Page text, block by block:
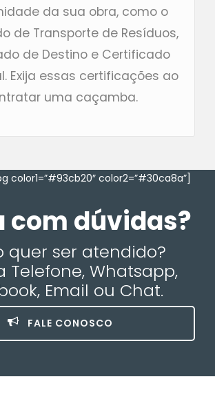
da sua obra, como o
de Transporte de Resíduos,
de Destino e Certificado
Exija essas certificações ao
uma caçamba.
color1=”#93cb20″ color2=”#30ca8a”]
com dúvidas?
quer ser atendido?
Telefone, Whatsapp,
Email ou Chat.
FALE CONOSCO